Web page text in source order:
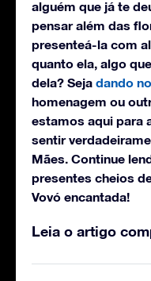
alguém que já te
pensar além das
presenteá-la com
quanto ela, algo
dela? Seja dando
homenagem ou
estamos aqui para
sentir
Mães. Continue
presentes cheios
Vovó encantada!
Leia o artigo